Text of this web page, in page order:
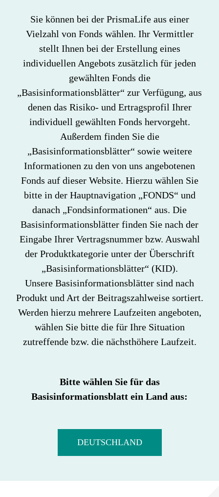
Sie können bei der PrismaLife aus einer
Vielzahl von Fonds wählen. Ihr Vermittler
stellt Ihnen bei der Erstellung eines
individuellen Angebots zusätzlich für jeden
gewählten Fonds die
„Basisinformationsblätter“ zur Verfügung, aus
denen das Risiko- und Ertragsprofil Ihrer
individuell gewählten Fonds hervorgeht.
Außerdem finden Sie die
„Basisinformationsblätter“ sowie weitere
Informationen zu den von uns angebotenen
Fonds auf dieser Website. Hierzu wählen Sie
bitte in der Hauptnavigation „FONDS“ und
danach „Fondsinformationen“ aus. Die
Basisinformationsblätter finden Sie nach der
Eingabe Ihrer Vertragsnummer bzw. Auswahl
der Produktkategorie unter der Überschrift
„Basisinformationsblätter“ (KID).
Unsere Basisinformationsblätter sind nach
Produkt und Art der Beitragszahlweise sortiert.
Werden hierzu mehrere Laufzeiten angeboten,
wählen Sie bitte die für Ihre Situation
zutreffende bzw. die nächsthöhere Laufzeit.
Bitte wählen Sie für das
Basisinformationsblatt ein Land aus:
DEUTSCHLAND